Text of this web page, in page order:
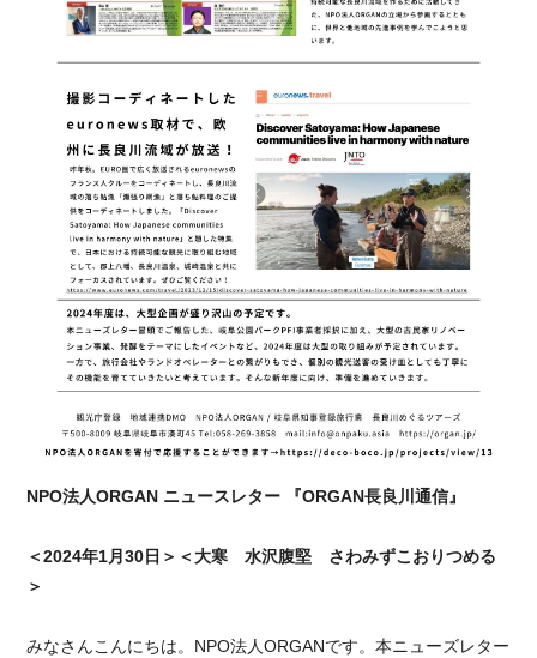
NPO法人ORGAN ニュースレター 『ORGAN長良川通信』
＜2024年1月30日＞＜大寒 水沢腹堅 さわみずこおりつめる
＞
みなさんこんにちは。NPO法人ORGANです。本ニューズレター